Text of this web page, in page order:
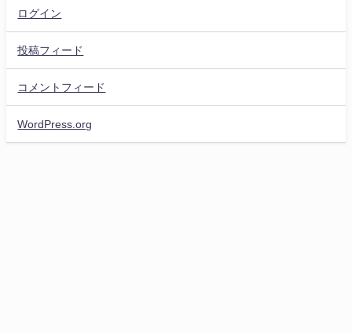
ログイン
投稿フィード
コメントフィード
WordPress.org